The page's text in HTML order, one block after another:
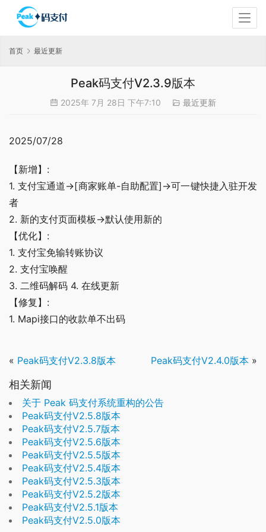
首页 最近更新
Peak码支付V2.3.9版本
2025年 7月 28日 下午7:10 最近更新
2025/07/28
【新增】:
1. 支付宝通道->[商家账单-自助配置]->可一键快捷入驻开发
者
2. 新的支付页面模板->默认使用新的
【优化】:
1. 支付宝免输转账协议
2. 支付宝唤醒
3. 二维码解码 4. 在线更新
【修复】:
1. Mapi接口的收款单不出码
« Peak码支付V2.3.8版本 Peak码支付V2.4.0版本 »
相关新闻
关于 Peak 码支付系统重构的公告
Peak码支付V2.5.8版本
Peak码支付V2.5.7版本
Peak码支付V2.5.6版本
Peak码支付V2.5.5版本
Peak码支付V2.5.4版本
Peak码支付V2.5.3版本
Peak码支付V2.5.2版本
Peak码支付V2.5.1版本
Peak码支付V2.5.0版本